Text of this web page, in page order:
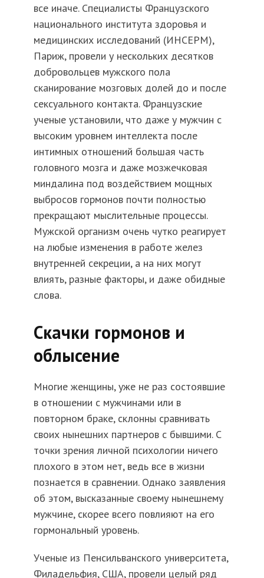
все иначе. Специалисты Французского
национального института здоровья и
медицинских исследований (ИНСЕРМ),
Париж, провели у нескольких десятков
добровольцев мужского пола
сканирование мозговых долей до и после
сексуального контакта. Французские
ученые установили, что даже у мужчин с
высоким уровнем интеллекта после
интимных отношений большая часть
головного мозга и даже мозжечковая
миндалина под воздействием мощных
выбросов гормонов почти полностью
прекращают мыслительные процессы.
Мужской организм очень чутко реагирует
на любые изменения в работе желез
внутренней секреции, а на них могут
влиять, разные факторы, и даже обидные
слова.
Скачки гормонов и
облысение
Многие женщины, уже не раз состоявшие
в отношении с мужчинами или в
повторном браке, склонны сравнивать
своих нынешних партнеров с бывшими. С
точки зрения личной психологии ничего
плохого в этом нет, ведь все в жизни
познается в сравнении. Однако заявления
об этом, высказанные своему нынешнему
мужчине, скорее всего повлияют на его
гормональный уровень.
Ученые из Пенсильванского университета,
Филадельфия, США, провели целый ряд